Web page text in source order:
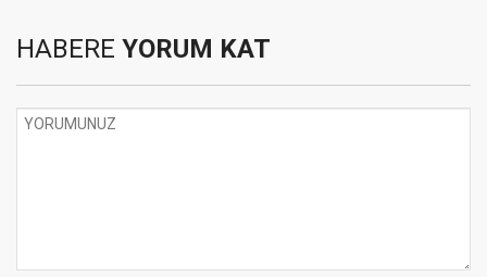
HABERE YORUM KAT